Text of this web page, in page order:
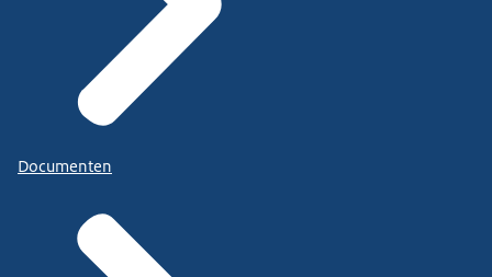
Documenten